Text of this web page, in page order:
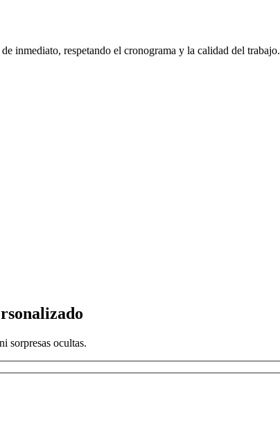
inmediato, respetando el cronograma y la calidad del trabajo.
sorpresas ocultas.